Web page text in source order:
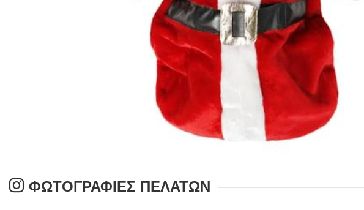
ΦΩΤΟΓΡΑΦΊΕΣ ΠΕΛΑΤΏΝ